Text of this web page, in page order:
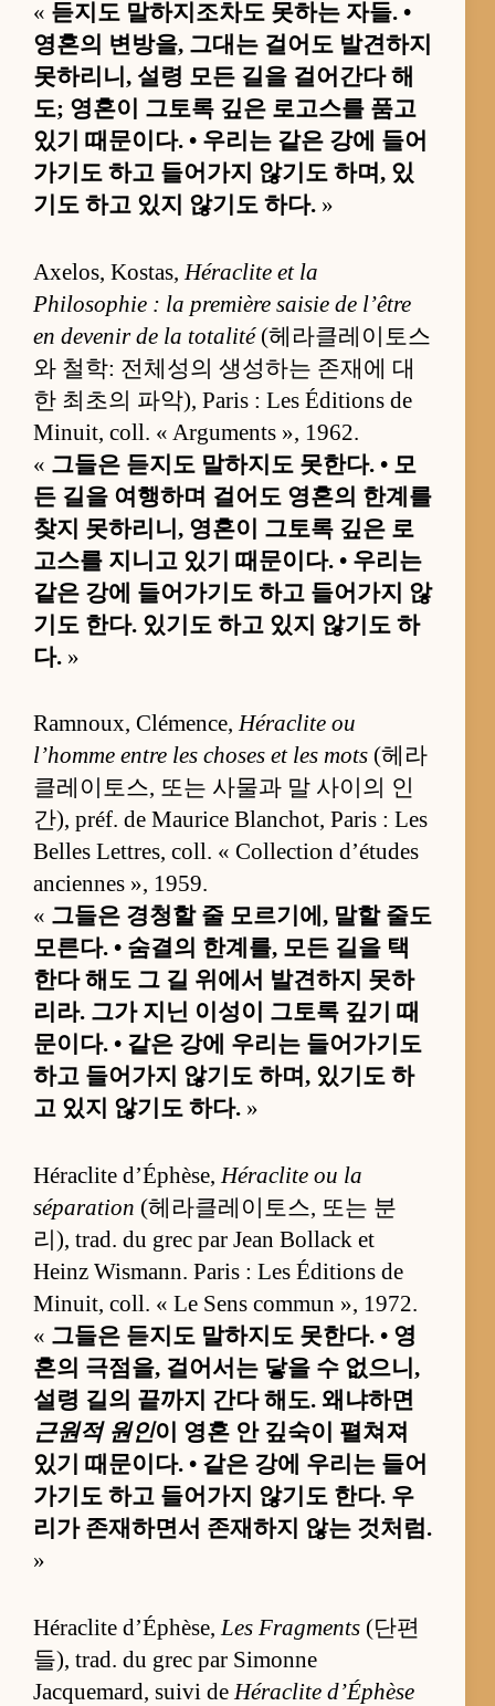
« 듣지도 말하지조차도 못하는 자들. •
영혼의 변방을, 그대는 걸어도 발견하지
못하리니, 설령 모든 길을 걸어간다 해
도; 영혼이 그토록 깊은 로고스를 품고
있기 때문이다. • 우리는 같은 강에 들어
가기도 하고 들어가지 않기도 하며, 있
기도 하고 있지 않기도 하다. »
Axelos, Kostas, Héraclite et la
Philosophie : la première saisie de l’être
en devenir de la totalité(헤라클레이토스
와 철학: 전체성의 생성하는 존재에 대
한 최초의 파악), Paris : Les Éditions de
Minuit, coll. « Arguments », 1962.
« 그들은 듣지도 말하지도 못한다. • 모
든 길을 여행하며 걸어도 영혼의 한계를
찾지 못하리니, 영혼이 그토록 깊은 로
고스를 지니고 있기 때문이다. • 우리는
같은 강에 들어가기도 하고 들어가지 않
기도 한다. 있기도 하고 있지 않기도 하
다. »
Ramnoux, Clémence,Héraclite ou
l’homme entre les choses et les mots (헤라
클레이토스, 또는 사물과 말 사이의 인
간), préf. de Maurice Blanchot, Paris : Les
Belles Lettres, coll. « Collection d’études
anciennes », 1959.
« 그들은 경청할 줄 모르기에, 말할 줄도
모른다. • 숨결의 한계를, 모든 길을 택
한다 해도 그 길 위에서 발견하지 못하
리라. 그가 지닌 이성이 그토록 깊기 때
문이다. • 같은 강에 우리는 들어가기도
하고 들어가지 않기도 하며, 있기도 하
고 있지 않기도 하다. »
Héraclite d’Éphèse,Héraclite ou la
séparation (헤라클레이토스, 또는 분
리), trad. du grec par Jean Bollack et
Heinz Wismann. Paris : Les Éditions de
Minuit, coll. « Le Sens commun », 1972.
« 그들은 듣지도 말하지도 못한다. • 영
혼의 극점을, 걸어서는 닿을 수 없으니,
설령 길의 끝까지 간다 해도. 왜냐하면
근원적 원인이 영혼 안 깊숙이 펼쳐져
있기 때문이다. • 같은 강에 우리는 들어
가기도 하고 들어가지 않기도 한다. 우
리가 존재하면서 존재하지 않는 것처럼.
»
Héraclite d’Éphèse, Les Fragments (단편
들), trad. du grec par Simonne
Jacquemard, suivi de Héraclite d’Éphèse